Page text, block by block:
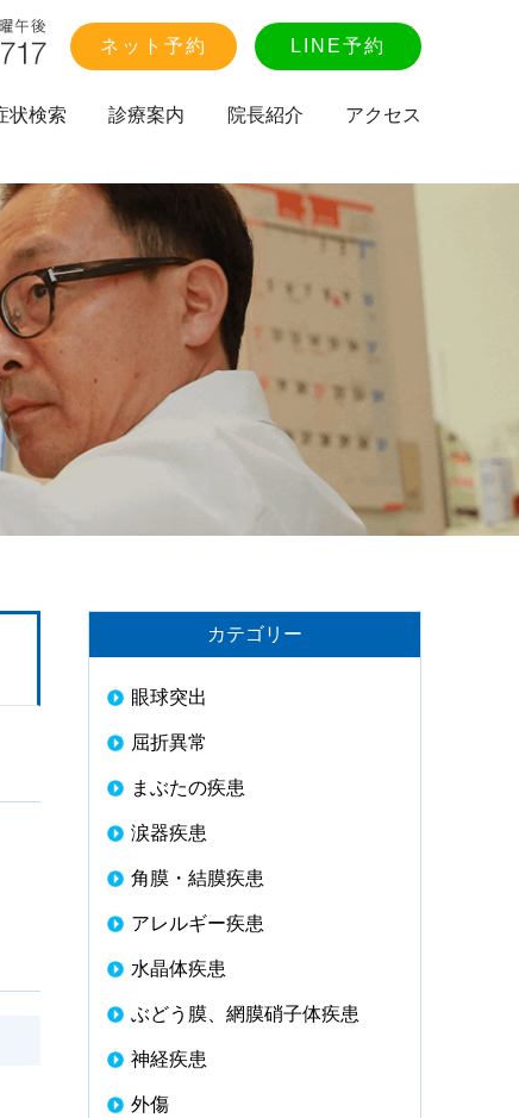
ネット予約 LINE予約
状検索 診療案内 院長紹介 アクセス
カテゴリー
眼球突出
屈折異常
まぶたの疾患
涙器疾患
角膜・結膜疾患
アレルギー疾患
水晶体疾患
ぶどう膜、網膜硝子体疾患
神経疾患
外傷